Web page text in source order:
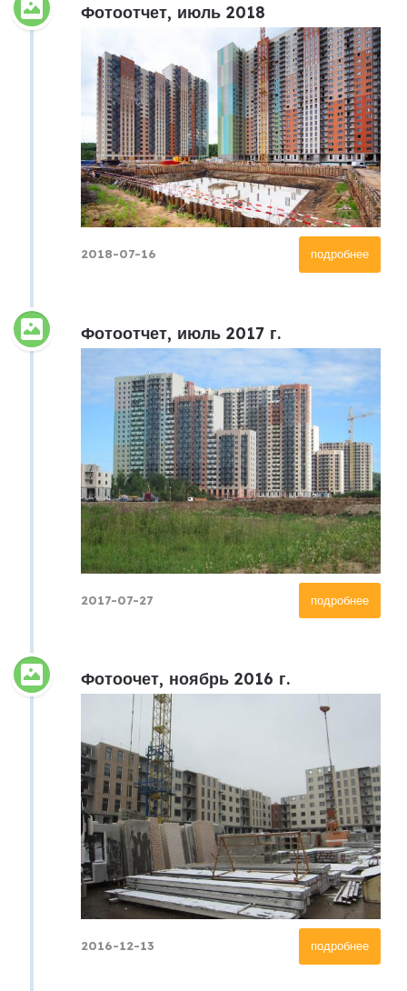
Фотоотчет, июль 2018
подробнее
2018-07-16
Фотоотчет, июль 2017 г.
подробнее
2017-07-27
Фотоочет, ноябрь 2016 г.
подробнее
2016-12-13